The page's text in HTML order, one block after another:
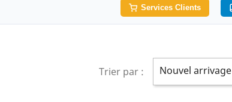
Services Clients
Trier par : Nouvel arrivage